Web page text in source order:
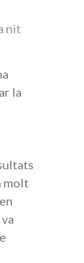
nit
la
molt